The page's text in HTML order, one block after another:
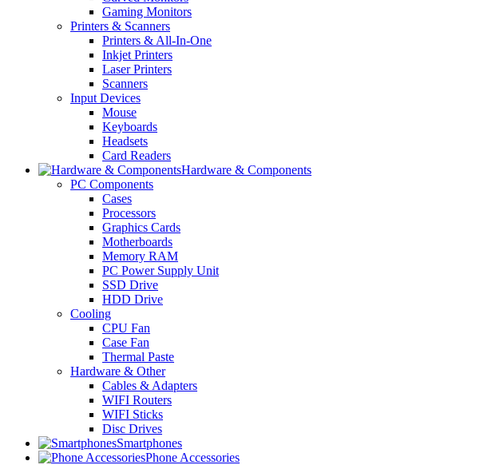
Gaming Monitors
Printers & Scanners
Printers & All-In-One
Inkjet Printers
Laser Printers
Scanners
Input Devices
Mouse
Keyboards
Headsets
Card Readers
Hardware & Components
PC Components
Cases
Processors
Graphics Cards
Motherboards
Memory RAM
PC Power Supply Unit
SSD Drive
HDD Drive
Cooling
CPU Fan
Case Fan
Thermal Paste
Hardware & Other
Cables & Adapters
WIFI Routers
WIFI Sticks
Disc Drives
Smartphones
Phone Accessories